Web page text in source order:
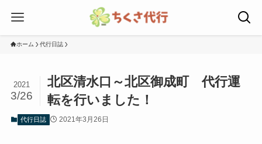
ホーム 代行日誌
北区清水口～北区御成町 代行運
転を行いました！
2021
3/26
代行日誌 2021年3月26日